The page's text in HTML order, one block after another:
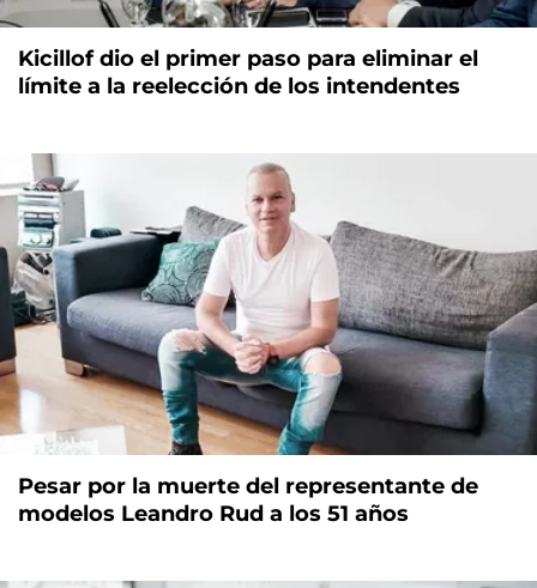
Kicillof dio el primer paso para eliminar el
límite a la reelección de los intendentes
Pesar por la muerte del representante de
modelos Leandro Rud a los 51 años